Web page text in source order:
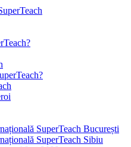
SuperTeach București
SuperTeach Sibiu